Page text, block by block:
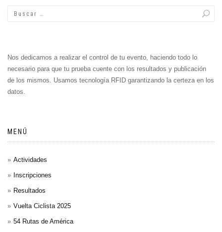
Nos dedicamos a realizar el control de tu evento, haciendo todo lo
necesario para que tu prueba cuente con los resultados y publicación
de los mismos. Usamos tecnología RFID garantizando la certeza en los
datos.
MENÚ
Actividades
Inscripciones
Resultados
Vuelta Ciclista 2025
54 Rutas de América